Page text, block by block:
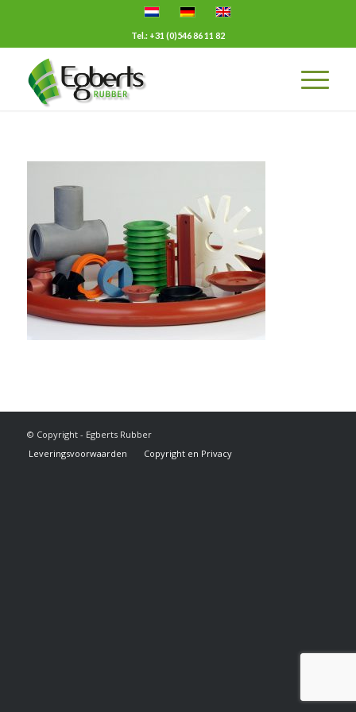
Tel.: +31 (0)546 86 11 82
© Copyright - Egberts Rubber
Leveringsvoorwaarden
Copyright en Privacy